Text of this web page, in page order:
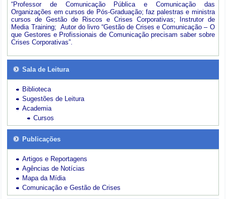
“Professor de Comunicação Pública e Comunicação das
Organizações em cursos de Pós-Graduação; faz palestras e ministra
cursos de Gestão de Riscos e Crises Corporativas; Instrutor de
Media Training; Autor do livro “Gestão de Crises e Comunicação – O
que Gestores e Profissionais de Comunicação precisam saber sobre
Crises Corporativas”.
Sala de Leitura
Biblioteca
Sugestões de Leitura
Academia
Cursos
Publicações
Artigos e Reportagens
Agências de Notícias
Mapa da Mídia
Comunicação e Gestão de Crises